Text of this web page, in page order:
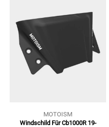
MOTOISM
Windschild Für Cb1000R 19-